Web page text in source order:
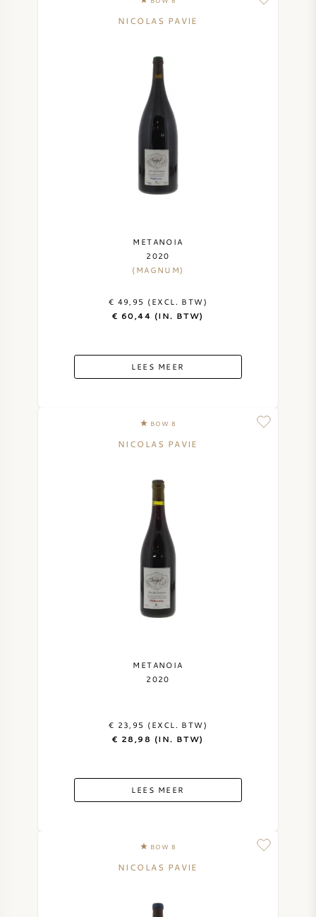
NICOLAS PAVIE
METANOIA
2020
(MAGNUM)
€ 49,95 (EXCL. BTW)
€ 60,44 (IN. BTW)
LEES MEER
BOW 8
NICOLAS PAVIE
METANOIA
2020
€ 23,95 (EXCL. BTW)
€ 28,98 (IN. BTW)
LEES MEER
BOW 8
NICOLAS PAVIE